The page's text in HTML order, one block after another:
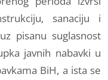
sanaciju i
pisanu suglasnost
javnih nabavki u
BiH, a ista se